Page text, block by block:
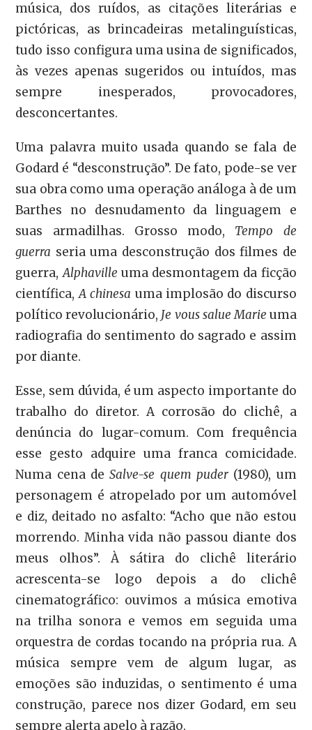
música, dos ruídos, as citações literárias e
pictóricas, as brincadeiras metalinguísticas,
tudo isso configura uma usina de significados,
às vezes apenas sugeridos ou intuídos, mas
sempre inesperados, provocadores,
desconcertantes.
Uma palavra muito usada quando se fala de
Godard é “desconstrução”. De fato, pode-se ver
sua obra como uma operação análoga à de um
Barthes no desnudamento da linguagem e
suas armadilhas. Grosso modo, Tempo de
guerra seria uma desconstrução dos filmes de
guerra,Alphaville uma desmontagem da ficção
científica,A chinesa uma implosão do discurso
político revolucionário, Je vous salue Marie uma
radiografia do sentimento do sagrado e assim
por diante.
Esse, sem dúvida, é um aspecto importante do
trabalho do diretor. A corrosão do clichê, a
denúncia do lugar-comum. Com frequência
esse gesto adquire uma franca comicidade.
Numa cena deSalve-se quem puder (1980), um
personagem é atropelado por um automóvel
e diz, deitado no asfalto: “Acho que não estou
morrendo. Minha vida não passou diante dos
meus olhos”. À sátira do clichê literário
acrescenta-se logo depois a do clichê
cinematográfico: ouvimos a música emotiva
na trilha sonora e vemos em seguida uma
orquestra de cordas tocando na própria rua. A
música sempre vem de algum lugar, as
emoções são induzidas, o sentimento é uma
construção, parece nos dizer Godard, em seu
sempre alerta apelo à razão.